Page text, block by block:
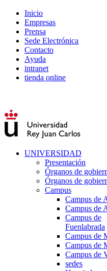
Inicio
Empresas
Prensa
Sede Electrónica
Contacto
Ayuda
intranet
tienda online
UNIVERSIDAD
Presentación
Órganos de
Órganos de
Campus
Campus de
Campus de
Campus de
Fuenlabrada
Campus de
Campus de
Campus de
sedes